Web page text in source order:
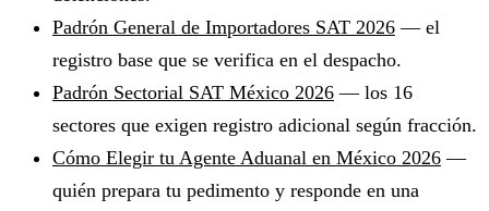
Padrón General de Importadores SAT 2026 — el
registro base que se verifica en el despacho.
Padrón Sectorial SAT México 2026 — los 16
sectores que exigen registro adicional según fracción.
Cómo Elegir tu Agente Aduanal en México 2026 —
quién prepara tu pedimento y responde en una